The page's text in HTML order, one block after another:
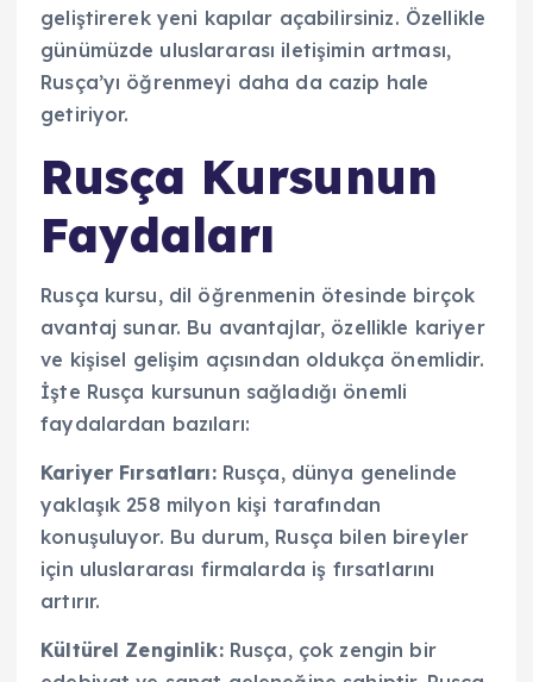
geliştirerek yeni kapılar açabilirsiniz. Özellikle
günümüzde uluslararası iletişimin artması,
Rusça’yı öğrenmeyi daha da cazip hale
getiriyor.
Rusça Kursunun
Faydaları
Rusça kursu, dil öğrenmenin ötesinde birçok
avantaj sunar. Bu avantajlar, özellikle kariyer
ve kişisel gelişim açısından oldukça önemlidir.
İşte Rusça kursunun sağladığı önemli
faydalardan bazıları:
Kariyer Fırsatları:Rusça, dünya genelinde
yaklaşık 258 milyon kişi tarafından
konuşuluyor. Bu durum, Rusça bilen bireyler
için uluslararası firmalarda iş fırsatlarını
artırır.
Kültürel Zenginlik:Rusça, çok zengin bir